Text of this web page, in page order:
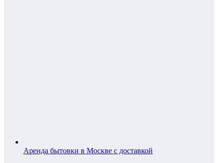
Аренда бытовки в Москве с доставкой